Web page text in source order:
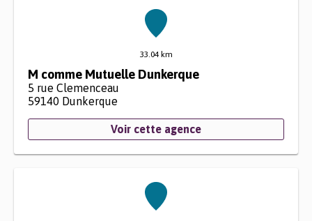
33.04 km
M comme Mutuelle Dunkerque
5 rue Clemenceau
59140 Dunkerque
Voir cette agence